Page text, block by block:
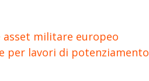
asset militare europeo
per lavori di potenziamento